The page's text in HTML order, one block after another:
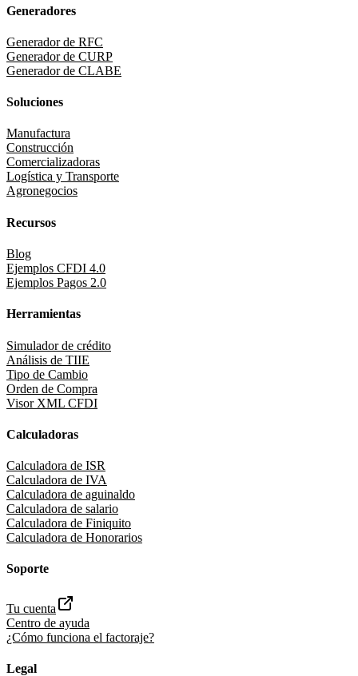
Generadores
Generador de RFC
Generador de CURP
Generador de CLABE
Soluciones
Manufactura
Construcción
Comercializadoras
Logística y Transporte
Agronegocios
Recursos
Blog
Ejemplos CFDI 4.0
Ejemplos Pagos 2.0
Herramientas
Simulador de crédito
Análisis de TIIE
Tipo de Cambio
Orden de Compra
Visor XML CFDI
Calculadoras
Calculadora de ISR
Calculadora de IVA
Calculadora de aguinaldo
Calculadora de salario
Calculadora de Finiquito
Calculadora de Honorarios
Soporte
Tu cuenta
Centro de ayuda
¿Cómo funciona el factoraje?
Legal